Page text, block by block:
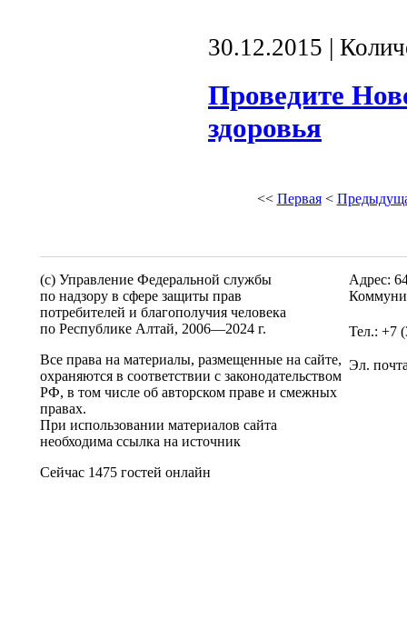
30.12.2015 |
Проведите
здоровья
<< Первая<
(c) Управление Федеральной службы
по надзору в сфере защиты прав
потребителей и благополучия человека
по Республике Алтай, 2006—2024 г.
Все права на материалы, размещенные на сайте,
охраняются в соответствии с законодательством
РФ, в том числе об авторском праве и смежных
правах.
При использовании материалов сайта
необходима ссылка на источник
Сейчас 1475 гостей онлайн
Адрес:
Тел.: +7
Эл.